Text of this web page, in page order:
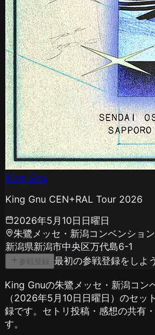
King Gnu
King Gnu CEN+RAL Tour 2026
2026年5月10日日曜日
朱鷺メッセ・新潟コンベンショ
新潟県新潟市中央区万代島6-1
参戦登録 最初の参戦登録をしよう
King Gnuの朱鷺メッセ・新潟コン
（2026年5月10日日曜日）のセッ
録です。セトリ投稿・感想の共有
す。